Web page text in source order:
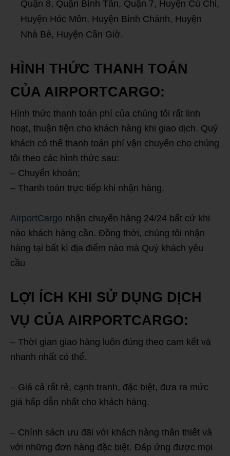
Quận 8, Quận Bình Tân, Quận 7, Huyện Củ Chi,
Huyện Hóc Môn, Huyện Bình Chánh, Huyện
Nhà Bè, Huyện Cần Giờ.
HÌNH THỨC THANH TOÁN
CỦA AIRPORTCARGO:
Hình thức thanh toán phí của chúng tôi rất linh
hoạt, thuận tiện cho khách hàng khi giao dịch. Quý
khách có thể thanh toán phí vận chuyển cho chúng
tôi theo các hình thức sau:
– Chuyển khoản;
– Thanh toán trực tiếp khi nhận hàng.
AirportCargo nhận chuyển hàng 24/24 bất cứ khi
nào khách hàng cần. Đồng thời, chúng tôi nhận
hàng tại bất kì địa điểm nào mà Quý khách yêu
cầu
LỢI ÍCH KHI SỬ DỤNG DỊCH
VỤ CỦA AIRPORTCARGO:
– Thời gian giao hàng luôn đúng theo cam kết và
nhanh nhất có thể.
– Giá cả rất rẻ, cạnh tranh, đặc biệt, đưa ra mức
giá hấp dẫn nhất cho khách hàng.
– Chính sách ưu đãi với khách hàng thân thiết và
với những đơn hàng đặc biệt. Đáp ứng được mọi